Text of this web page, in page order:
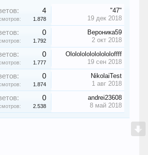
4
1.878
"47"
19 дек 2018
0
1.792
Вероника59
2 окт 2018
0
1.777
Olololololololololoffff
19 сен 2018
0
1.874
NikolaiTest
1 авг 2018
0
2.538
andrei23608
8 май 2018